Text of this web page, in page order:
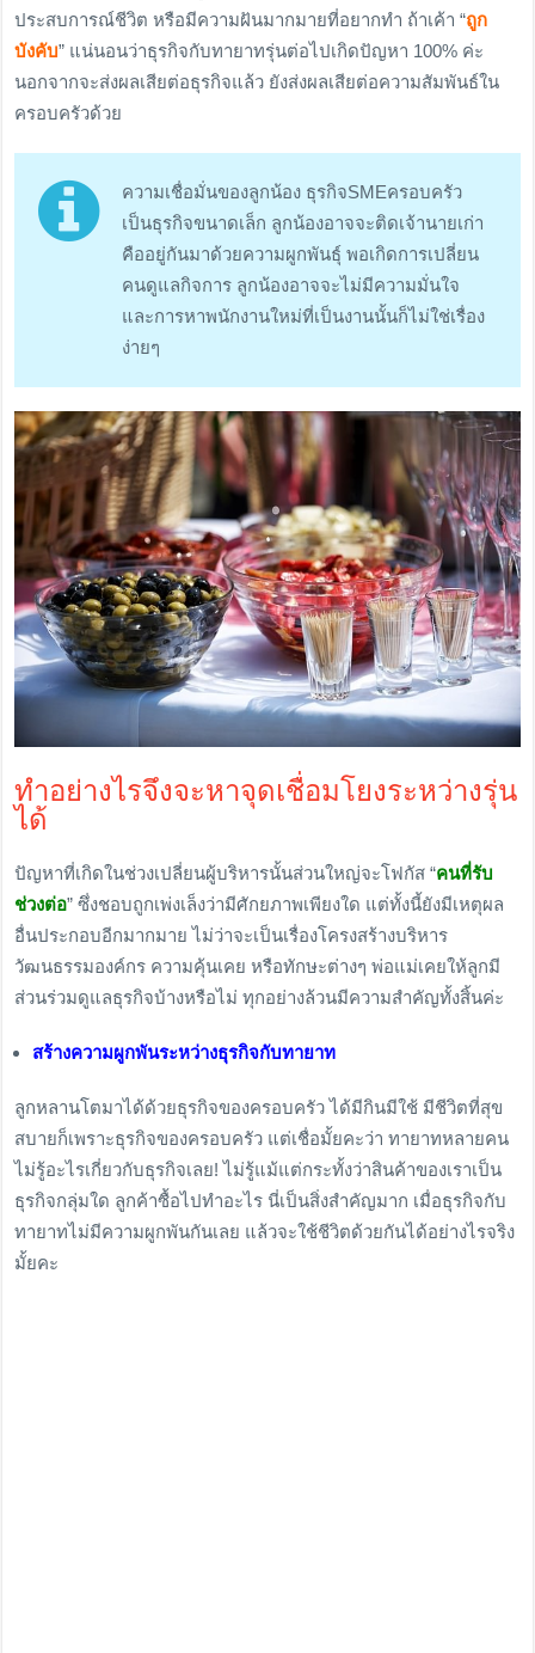
ประสบการณ์ชีวิต หรือมีความฝันมากมายที่อยากทำ ถ้าเค้า “ถูก
บังคับ” แน่นอนว่าธุรกิจกับทายาทรุ่นต่อไปเกิดปัญหา 100% ค่ะ
นอกจากจะส่งผลเสียต่อธุรกิจแล้ว ยังส่งผลเสียต่อความสัมพันธ์ใน
ครอบครัวด้วย
ความเชื่อมั่นของลูกน้อง ธุรกิจSMEครอบครัว
เป็นธุรกิจขนาดเล็ก ลูกน้องอาจจะติดเจ้านายเก่า
คืออยู่กันมาด้วยความผูกพันธุ์ พอเกิดการเปลี่ยน
คนดูแลกิจการ ลูกน้องอาจจะไม่มีความมั่นใจ
และการหาพนักงานใหม่ที่เป็นงานนั้นก็ไม่ใช่เรื่อง
ง่ายๆ
ทำอย่างไรจึงจะหาจุดเชื่อมโยงระหว่างรุ่น
ได้
ปัญหาที่เกิดในช่วงเปลี่ยนผู้บริหารนั้นส่วนใหญ่จะโฟกัส “คนที่รับ
ช่วงต่อ” ซึ่งชอบถูกเพ่งเล็งว่ามีศักยภาพเพียงใด แต่ทั้งนี้ยังมีเหตุผล
อื่นประกอบอีกมากมาย ไม่ว่าจะเป็นเรื่องโครงสร้างบริหาร
วัฒนธรรมองค์กร ความคุ้นเคย หรือทักษะต่างๆ พ่อแม่เคยให้ลูกมี
ส่วนร่วมดูแลธุรกิจบ้างหรือไม่ ทุกอย่างล้วนมีความสำคัญทั้งสิ้นค่ะ
สร้างความผูกพันระหว่างธุรกิจกับทายาท
ลูกหลานโตมาได้ด้วยธุรกิจของครอบครัว ได้มีกินมีใช้ มีชีวิตที่สุข
สบายก็เพราะธุรกิจของครอบครัว แต่เชื่อมั้ยคะว่า ทายาทหลายคน
ไม่รู้อะไรเกี่ยวกับธุรกิจเลย! ไม่รู้แม้แต่กระทั้งว่าสินค้าของเราเป็น
ธุรกิจกลุ่มใด ลูกค้าซื้อไปทำอะไร นี่เป็นสิ่งสำคัญมาก เมื่อธุรกิจกับ
ทายาทไม่มีความผูกพันกันเลย แล้วจะใช้ชีวิตด้วยกันได้อย่างไรจริง
มั้ยคะ